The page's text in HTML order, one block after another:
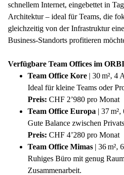
schnellem Internet, eingebettet in
Architektur – ideal für Teams, die
gleichzeitig von der Infrastruktur
Business‑Standorts profitieren
Verfügbare Team Offices im
Team Office Kore | 30 m², 4
Ideal für kleine Teams oder
Preis: CHF 2’980 pro Monat
Team Office Europa | 37
Gute Balance zwischen
Preis: CHF 4’280 pro Monat
Team Office Mimas | 36 m²,
Ruhiges Büro mit genug
Zusammenarbeit.